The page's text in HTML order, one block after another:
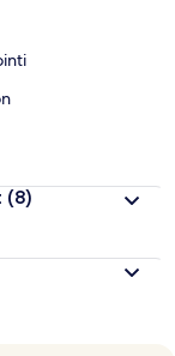
(8)